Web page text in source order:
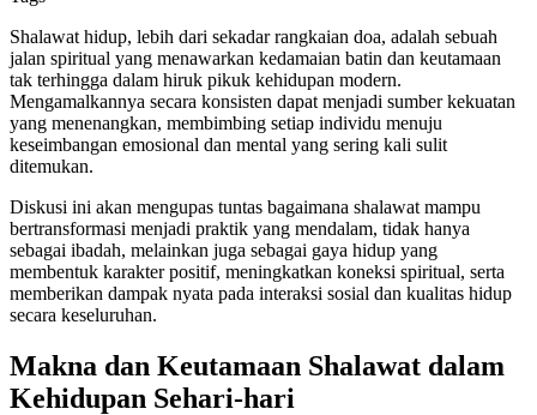
Shalawat hidup, lebih dari sekadar rangkaian doa, adalah sebuah
jalan spiritual yang menawarkan kedamaian batin dan keutamaan
tak terhingga dalam hiruk pikuk kehidupan modern.
Mengamalkannya secara konsisten dapat menjadi sumber kekuatan
yang menenangkan, membimbing setiap individu menuju
keseimbangan emosional dan mental yang sering kali sulit
ditemukan.
Diskusi ini akan mengupas tuntas bagaimana shalawat mampu
bertransformasi menjadi praktik yang mendalam, tidak hanya
sebagai ibadah, melainkan juga sebagai gaya hidup yang
membentuk karakter positif, meningkatkan koneksi spiritual, serta
memberikan dampak nyata pada interaksi sosial dan kualitas hidup
secara keseluruhan.
Makna dan Keutamaan Shalawat dalam
Kehidupan Sehari-hari